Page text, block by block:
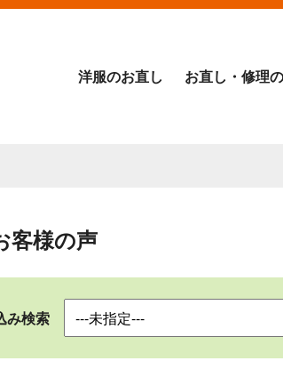
洋服のお直し お直し・修理
客様の声
み検索